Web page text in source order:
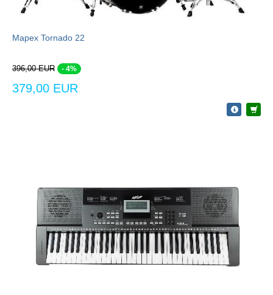
Mapex Tornado 22
396,00 EUR - 4%
379,00 EUR